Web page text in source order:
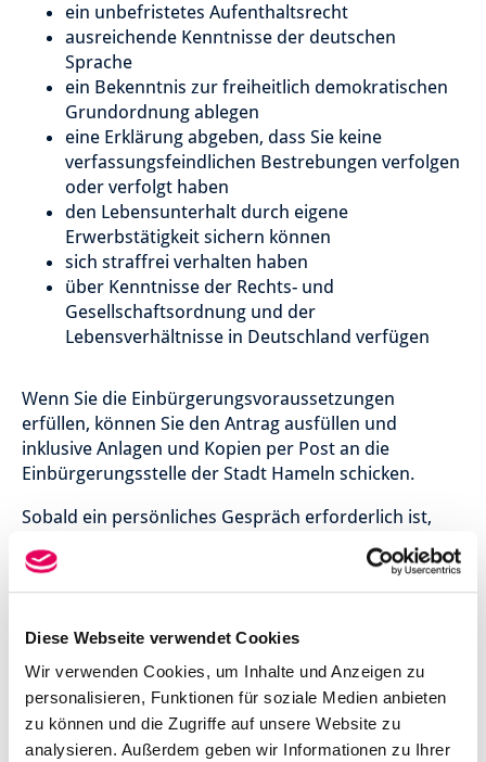
Diese Webseite verwendet Cookies
Wir verwenden Cookies, um Inhalte und Anzeigen zu
personalisieren, Funktionen für soziale Medien anbieten
zu können und die Zugriffe auf unsere Website zu
analysieren. Außerdem geben wir Informationen zu Ihrer
ein unbefristetes Aufenthaltsrecht
ausreichende Kenntnisse der deutschen
Sprache
ein Bekenntnis zur freiheitlich demokratischen
Grundordnung ablegen
eine Erklärung abgeben, dass Sie keine
verfassungsfeindlichen Bestrebungen verfolgen
oder verfolgt haben
den Lebensunterhalt durch eigene
Erwerbstätigkeit sichern können
sich straffrei verhalten haben
über Kenntnisse der Rechts- und
Gesellschaftsordnung und der
Lebensverhältnisse in Deutschland verfügen
Wenn Sie die Einbürgerungsvoraussetzungen
erfüllen, können Sie den Antrag ausfüllen und
inklusive Anlagen und Kopien per Post an die
Einbürgerungsstelle der Stadt Hameln schicken.
Sobald ein persönliches Gespräch erforderlich ist,
miteinzubürgerndes Kind.
Nützliche Links zum Thema: